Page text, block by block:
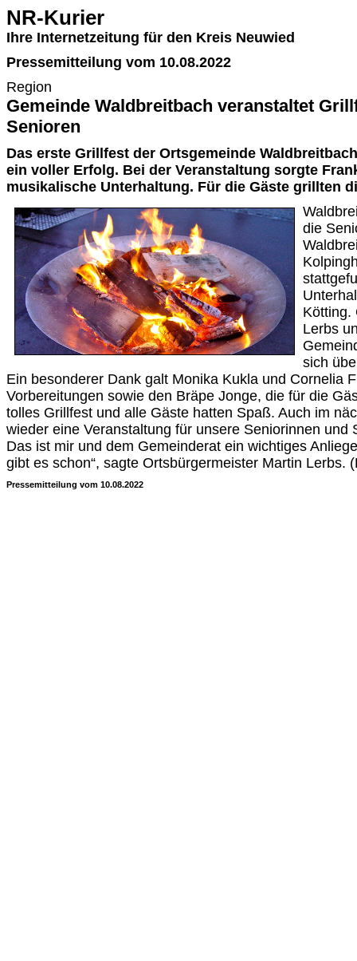
NR-Kurier
Ihre Internetzeitung für den Kreis Neuwied
Pressemitteilung vom 10.08.2022
Region
Gemeinde Waldbreitbach veranstaltet
Senioren
Das erste Grillfest der Ortsgemeinde
ein voller Erfolg. Bei der Veranstaltung sorgte
musikalische Unterhaltung. Für die Gäste grillten
die
Kötting.
Lerbs
sich
Ein besonderer Dank galt Monika Kukla und Cornelia
Vorbereitungen sowie den Bräpe Jonge, die für die
tolles Grillfest und alle Gäste hatten Spaß. Auch im
wieder eine Veranstaltung für unsere Seniorinnen und
Das ist mir und dem Gemeinderat ein wichtiges
gibt es schon“, sagte Ortsbürgermeister Martin Lerbs.
Pressemitteilung vom 10.08.2022